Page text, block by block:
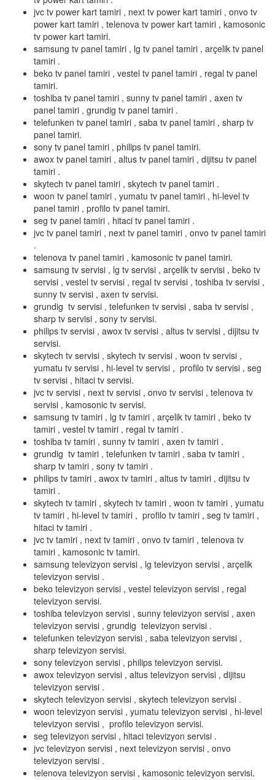
jvc tv power kart tamiri , next tv power kart tamiri , onvo tv
power kart tamiri , telenova tv power kart tamiri , kamosonic
tv power kart tamiri.
samsung tv panel tamiri , lg tv panel tamiri , arçelik tv panel
tamiri .
beko tv panel tamiri , vestel tv panel tamiri , regal tv panel
tamiri.
toshiba tv panel tamiri , sunny tv panel tamiri , axen tv
panel tamiri , grundig tv panel tamiri .
telefunken tv panel tamiri , saba tv panel tamiri , sharp tv
panel tamiri.
sony tv panel tamiri , philips tv panel tamiri.
awox tv panel tamiri , altus tv panel tamiri , dijitsu tv panel
tamiri .
skytech tv panel tamiri , skytech tv panel tamiri .
woon tv panel tamiri , yumatu tv panel tamiri , hi-level tv
panel tamiri , profilo tv panel tamiri.
seg tv panel tamiri , hitaci tv panel tamiri .
jvc tv panel tamiri , next tv panel tamiri , onvo tv panel tamiri
.
telenova tv panel tamiri , kamosonic tv panel tamiri.
samsung tv servisi , lg tv servisi , arçelik tv servisi , beko tv
servisi , vestel tv servisi , regal tv servisi , toshiba tv servisi ,
sunny tv servisi , axen tv servisi.
grundig tv servisi , telefunken tv servisi , saba tv servisi ,
sharp tv servisi , sony tv servisi.
philips tv servisi , awox tv servisi , altus tv servisi , dijitsu tv
servisi.
skytech tv servisi , skytech tv servisi , woon tv servisi ,
yumatu tv servisi , hi-level tv servisi , profilo tv servisi , seg
tv servisi , hitaci tv servisi.
jvc tv servisi , next tv servisi , onvo tv servisi , telenova tv
servisi , kamosonic tv servisi.
samsung tv tamiri , lg tv tamiri , arçelik tv tamiri , beko tv
tamiri , vestel tv tamiri , regal tv tamiri .
toshiba tv tamiri , sunny tv tamiri , axen tv tamiri .
grundig tv tamiri , telefunken tv tamiri , saba tv tamiri ,
sharp tv tamiri , sony tv tamiri .
philips tv tamiri , awox tv tamiri , altus tv tamiri , dijitsu tv
tamiri .
skytech tv tamiri , skytech tv tamiri , woon tv tamiri , yumatu
tv tamiri , hi-level tv tamiri , profilo tv tamiri , seg tv tamiri ,
hitaci tv tamiri .
jvc tv tamiri , next tv tamiri , onvo tv tamiri , telenova tv
tamiri , kamosonic tv tamiri.
samsung televizyon servisi , lg televizyon servisi , arçelik
televizyon servisi .
beko televizyon servisi , vestel televizyon servisi , regal
televizyon servisi.
toshiba televizyon servisi , sunny televizyon servisi , axen
televizyon servisi , grundig televizyon servisi .
telefunken televizyon servisi , saba televizyon servisi ,
sharp televizyon servisi.
sony televizyon servisi , philips televizyon servisi.
awox televizyon servisi , altus televizyon servisi , dijitsu
televizyon servisi .
skytech televizyon servisi , skytech televizyon servisi .
woon televizyon servisi , yumatu televizyon servisi , hi-level
televizyon servisi , profilo televizyon servisi.
seg televizyon servisi , hitaci televizyon servisi .
jvc televizyon servisi , next televizyon servisi , onvo
televizyon servisi .
telenova televizyon servisi , kamosonic televizyon servisi.